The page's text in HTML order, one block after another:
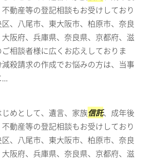
動産等の登記相談もお受けしており
、八尾市、東大阪市、柏原市、奈良
阪府、兵庫県、奈良県、京都府、滋
相談者様に広くお応えしておりま
殺請求の作成でお悩みの方は、当事
めとして、遺言、家族信託、成年後
動産等の登記相談もお受けしており
、八尾市、東大阪市、柏原市、奈良
阪府、兵庫県、奈良県、京都府、滋